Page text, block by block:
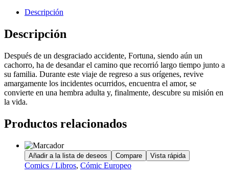
Descripción
Descripción
Después de un desgraciado accidente, Fortuna, siendo aún un
cachorro, ha de desandar el camino que recorrió largo tiempo junto a
su familia. Durante este viaje de regreso a sus orígenes, revive
amargamente los incidentes ocurridos, encuentra el amor, se
convierte en una hembra adulta y, finalmente, descubre su misión en
la vida.
Productos relacionados
Añadir a la lista de deseos Compare Vista rápida
Comics / Libros, Cómic Europeo